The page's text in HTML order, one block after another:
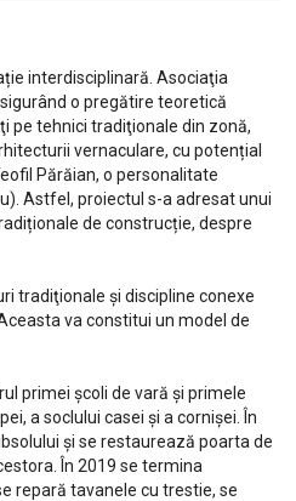
interdisciplinară. Asociaţia
o pregătire teoretică
pe tehnici tradiţionale din zonă,
vernaculare, cu potențial
Părăian, o personalitate
Astfel, proiectul s-a adresat unui
de construcție, despre
tradiţionale şi discipline conexe
va constitui un model de
primei şcoli de vară şi primele
a soclului casei şi a cornișei. În
şi se restaurează poarta de
În 2019 se termina
repară tavanele cu trestie, se